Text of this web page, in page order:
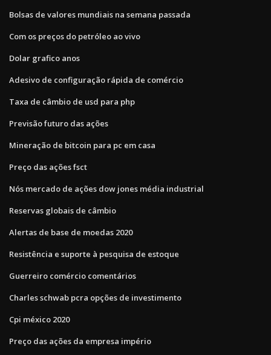
Bolsas de valores mundiais na semana passada
Com os preços do petróleo ao vivo
Dolar grafico anos
Adesivo de configuração rápida de comércio
Taxa de câmbio de usd para php
Previsão futuro das ações
Mineração de bitcoin para pc em casa
Preço das ações fsct
Nós mercado de ações dow jones média industrial
Reservas globais de câmbio
Alertas de base de moedas 2020
Resistência e suporte à pesquisa de estoque
Guerreiro comércio comentários
Charles schwab pcra opções de investimento
Cpi méxico 2020
Preço das ações da empresa império